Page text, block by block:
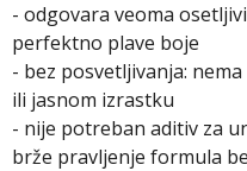
- odgovara veoma
perfektno plave boje
- bez posvetljivanja:
ili jasnom izrastku
- nije potreban aditiv za
brže pravljenje formula